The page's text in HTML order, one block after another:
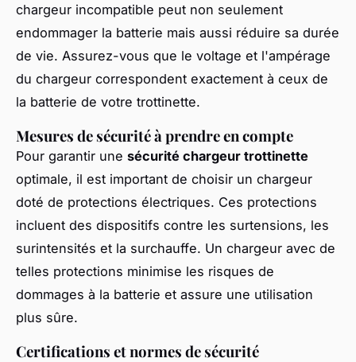
chargeur incompatible peut non seulement
endommager la batterie mais aussi réduire sa durée
de vie. Assurez-vous que le voltage et l'ampérage
du chargeur correspondent exactement à ceux de
la batterie de votre trottinette.
Mesures de sécurité à prendre en compte
Pour garantir une sécurité chargeur trottinette
optimale, il est important de choisir un chargeur
doté de protections électriques. Ces protections
incluent des dispositifs contre les surtensions, les
surintensités et la surchauffe. Un chargeur avec de
telles protections minimise les risques de
dommages à la batterie et assure une utilisation
plus sûre.
Certifications et normes de sécurité